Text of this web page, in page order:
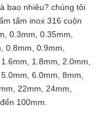
bao nhiêu? chúng tôi
tấm inox 316 cuộn
0.3mm, 0.35mm,
0.8mm, 0.9mm,
1.8mm, 2.0mm,
6.0mm, 8mm,
22mm, 24mm,
100mm.